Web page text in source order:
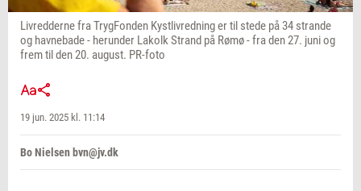
Livredderne fra TrygFonden Kystlivredning er til stede på 34 strande
og havnebade - herunder Lakolk Strand på Rømø - fra den 27. juni og
frem til den 20. august. PR-foto
19 jun. 2025 kl. 11:14
Bo Nielsen bvn@jv.dk